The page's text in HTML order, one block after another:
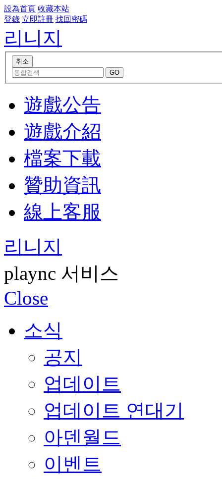
設為首頁 收藏本站
登錄 立即註冊 找回密碼
리니지
遊戲公告
遊戲介紹
檔案下載
贊助資訊
線上客服
리니지
plaync 서비스
Close
소식
공지
업데이트
업데이트 연대기
아덴월드
이벤트